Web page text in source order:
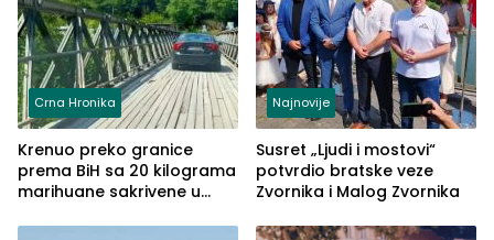
Crna Hronika
Krenuo preko granice
prema BiH sa 20 kilograma
marihuane sakrivene u
Najnovije
Susret „Ljudi i mostovi“
potvrdio bratske veze
Zvornika i Malog Zvornika